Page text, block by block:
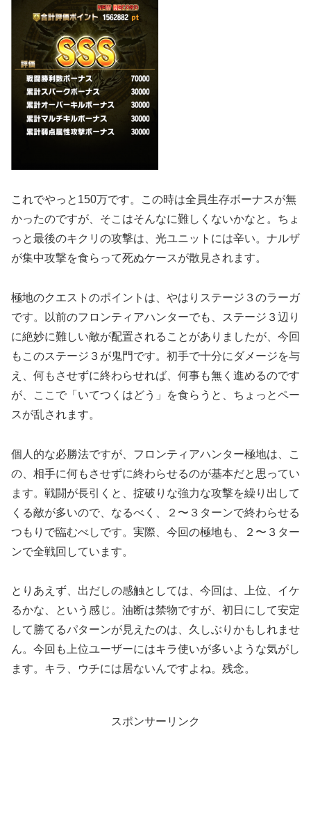
これでやっと150万です。この時は全員生存ボーナスが無
かったのですが、そこはそんなに難しくないかなと。ちょ
っと最後のキクリの攻撃は、光ユニットには辛い。ナルザ
が集中攻撃を食らって死ぬケースが散見されます。
極地のクエストのポイントは、やはりステージ３のラーガ
です。以前のフロンティアハンターでも、ステージ３辺り
に絶妙に難しい敵が配置されることがありましたが、今回
もこのステージ３が鬼門です。初手で十分にダメージを与
え、何もさせずに終わらせれば、何事も無く進めるのです
が、ここで「いてつくはどう」を食らうと、ちょっとペー
スが乱されます。
個人的な必勝法ですが、フロンティアハンター極地は、こ
の、相手に何もさせずに終わらせるのが基本だと思ってい
ます。戦闘が長引くと、掟破りな強力な攻撃を繰り出して
くる敵が多いので、なるべく、２〜３ターンで終わらせる
つもりで臨むべしです。実際、今回の極地も、２〜３ター
ンで全戦回しています。
とりあえず、出だしの感触としては、今回は、上位、イケ
るかな、という感じ。油断は禁物ですが、初日にして安定
して勝てるパターンが見えたのは、久しぶりかもしれませ
ん。今回も上位ユーザーにはキラ使いが多いような気がし
ます。キラ、ウチには居ないんですよね。残念。
スポンサーリンク